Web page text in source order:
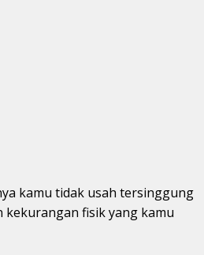
kamu tidak usah tersinggung
kekurangan fisik yang kamu